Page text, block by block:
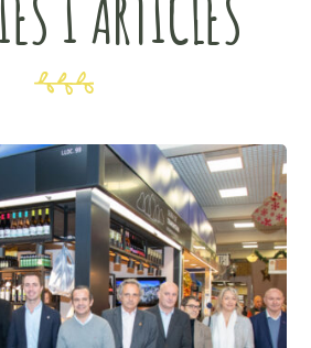
I ARTICLES
14 des., 2024